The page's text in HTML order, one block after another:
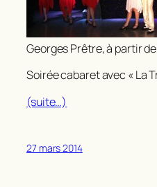
Georges Prêtre, à partir
Soirée cabaret avec « La
(suite…)
27 mars 2014